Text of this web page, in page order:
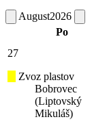
August2026
Po
27
Zvoz plastov
Bobrovec
(Liptovský
Mikuláš)